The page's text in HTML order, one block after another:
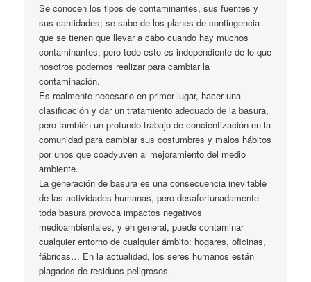
Se conocen los tipos de contaminantes, sus fuentes y
sus cantidades; se sabe de los planes de contingencia
que se tienen que llevar a cabo cuando hay muchos
contaminantes; pero todo esto es independiente de lo que
nosotros podemos realizar para cambiar la
contaminación.
Es realmente necesario en primer lugar, hacer una
clasificación y dar un tratamiento adecuado de la basura,
pero también un profundo trabajo de concientización en la
comunidad para cambiar sus costumbres y malos hábitos
por unos que coadyuven al mejoramiento del medio
ambiente.
La generación de basura es una consecuencia inevitable
de las actividades humanas, pero desafortunadamente
toda basura provoca impactos negativos
medioambientales, y en general, puede contaminar
cualquier entorno de cualquier ámbito: hogares, oficinas,
fábricas… En la actualidad, los seres humanos están
plagados de residuos peligrosos.